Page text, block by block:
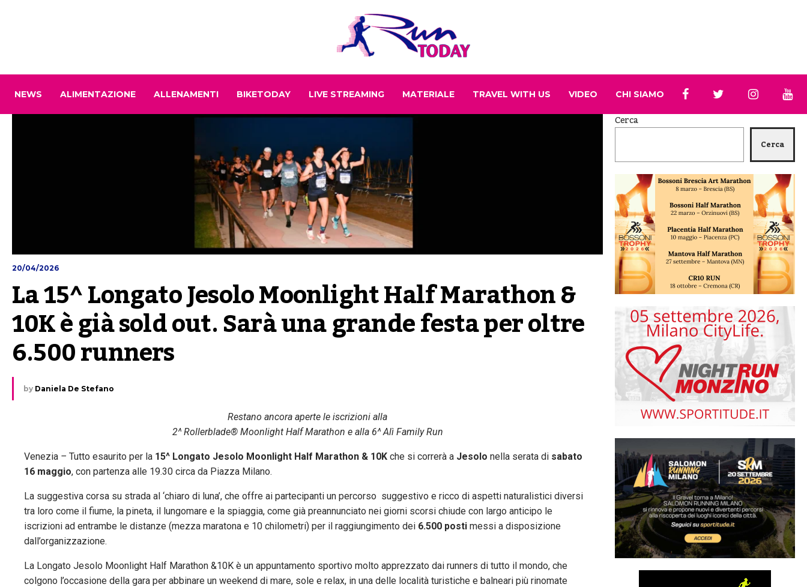
NEWS ALIMENTAZIONE ALLENAMENTI BIKETODAY LIVE STREAMING MATERIALE TRAVEL WITH US VIDEO CHI SIAMO
20/04/2026
La 15^ Longato Jesolo Moonlight Half Marathon &
10K è già sold out. Sarà una grande festa per oltre
6.500 runners
by Daniela De Stefano
Restano ancora aperte le iscrizioni alla
2^ Rollerblade® Moonlight Half Marathon e alla 6^ Alì Family Run
Venezia – Tutto esaurito per la 15^ Longato Jesolo Moonlight Half Marathon & 10K che si correrà a Jesolo nella serata di sabato
16 maggio, con partenza alle 19.30 circa da Piazza Milano.
La suggestiva corsa su strada al ‘chiaro di luna’, che offre ai partecipanti un percorso suggestivo e ricco di aspetti naturalistici diversi
tra loro come il fiume, la pineta, il lungomare e la spiaggia, come già preannunciato nei giorni scorsi chiude con largo anticipo le
iscrizioni ad entrambe le distanze (mezza maratona e 10 chilometri) per il raggiungimento dei 6.500 posti messi a disposizione
dall’organizzazione.
La Longato Jesolo Moonlight Half Marathon &10K è un appuntamento sportivo molto apprezzato dai runners di tutto il mondo, che
colgono l’occasione della gara per abbinare un weekend di mare, sole e relax, in una delle località turistiche e balneari più rinomate
Cerca
Cerca